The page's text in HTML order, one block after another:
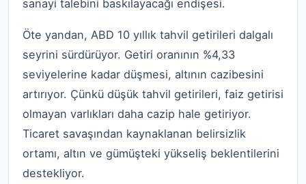
sanayi talebini baskılayacağı endişesi.
Öte yandan, ABD 10 yıllık tahvil getirileri dalgalı
seyrini sürdürüyor. Getiri oranının %4,33
seviyelerine kadar düşmesi, altının cazibesini
artırıyor. Çünkü düşük tahvil getirileri, faiz getirisi
olmayan varlıkları daha cazip hale getiriyor.
Ticaret savaşından kaynaklanan belirsizlik
ortamı, altın ve gümüşteki yükseliş beklentilerini
destekliyor.